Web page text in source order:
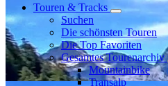
Touren & Tracks
Suchen
Die schönsten Touren
Die Top Favoriten
Gesamtes Tourenarchiv
Mountainbike
Transalp